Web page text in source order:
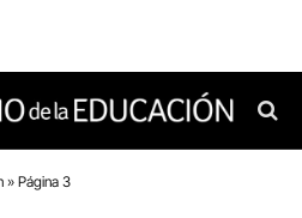
» Página 3